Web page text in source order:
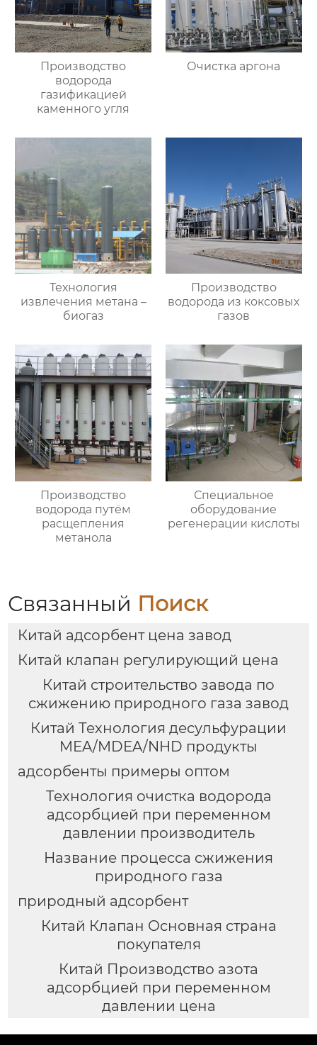
Производство
водорода
газификацией
каменного угля
Очистка аргона
Технология
извлечения метана –
биогаз
Производство
водорода из коксовых
газов
Производство
водорода путём
расщепления
метанола
Специальное
оборудование
регенерации кислоты
Связанный Поиск
Китай адсорбент цена завод
Китай клапан регулирующий цена
Китай строительство завода по
сжижению природного газа завод
Китай Технология десульфурации
MEA/MDEA/NHD продукты
адсорбенты примеры оптом
Технология очистка водорода
адсорбцией при переменном
давлении производитель
Название процесса сжижения
природного газа
природный адсорбент
Китай Клапан Основная страна
покупателя
Китай Производство азота
адсорбцией при переменном
давлении цена